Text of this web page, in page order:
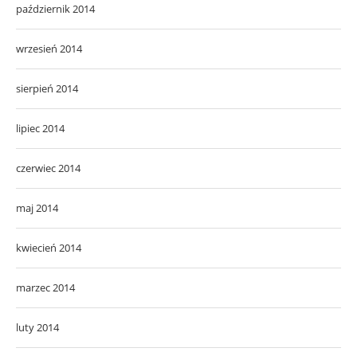
październik 2014
wrzesień 2014
sierpień 2014
lipiec 2014
czerwiec 2014
maj 2014
kwiecień 2014
marzec 2014
luty 2014